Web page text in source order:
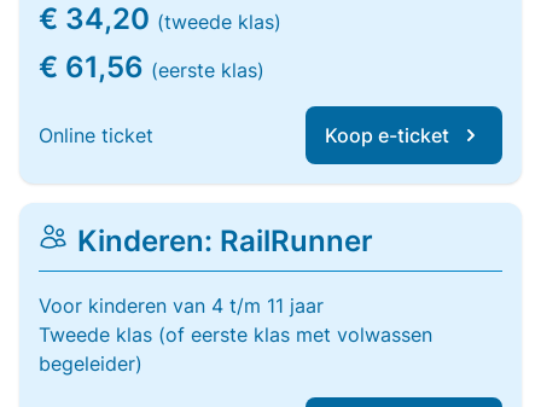
€ 34,20 (tweede klas)
€ 61,56 (eerste klas)
Online ticket Koop e-ticket
Kinderen: RailRunner
Voor kinderen van 4 t/m 11 jaar
Tweede klas (of eerste klas met volwassen
begeleider)